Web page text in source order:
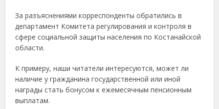
За разъяснениями корреспонденты обратились в
департамент Комитета регулирования и контроля в
сфере социальной защиты населения по Костанайской
области.
К примеру, наши читатели интересуются, может ли
наличие у гражданина государственной или иной
награды стать бонусом к ежемесячным пенсионным
выплатам.